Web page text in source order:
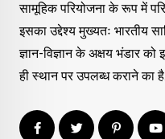
सामूहिक परियोजना के रूप में
इसका उद्देश्य मुख्यतः भारतीय
ज्ञान-विज्ञान के अक्षय भंडार
ही स्थान पर उपलब्ध कराने का है.